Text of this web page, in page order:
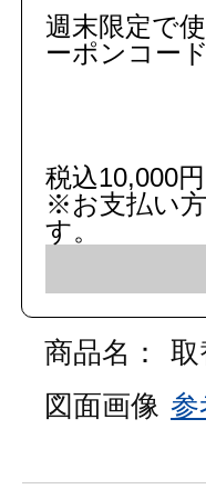
５営業日
品番：
商品名：
取
図面画像 参
週末限定で
ーポンコー
税込10,000
※お支払い
す。